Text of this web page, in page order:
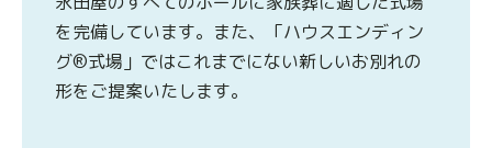
を完備しています。また、「ハウスエンディン
グ®式場」ではこれまでにない新しいお別れの
形をご提案いたします。